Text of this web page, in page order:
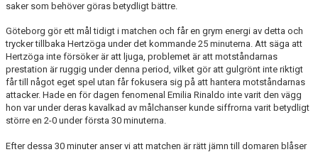
saker som behöver göras betydligt bättre.
Göteborg gör ett mål tidigt i matchen och får en grym energi av detta och
trycker tillbaka Hertzöga under det kommande 25 minuterna. Att säga att
Hertzöga inte försöker är att ljuga, problemet är att motståndarnas
prestation är ruggig under denna period, vilket gör att gulgrönt inte riktigt
får till något eget spel utan får fokusera sig på att hantera motståndarnas
attacker. Hade en för dagen fenomenal Emilia Rinaldo inte varit den vägg
hon var under deras kavalkad av målchanser kunde siffrorna varit betydligt
större en 2-0 under första 30 minuterna.
Efter dessa 30 minuter anser vi att matchen är rätt jämn till domaren blåser